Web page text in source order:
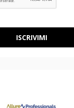
ISCRIVIMI